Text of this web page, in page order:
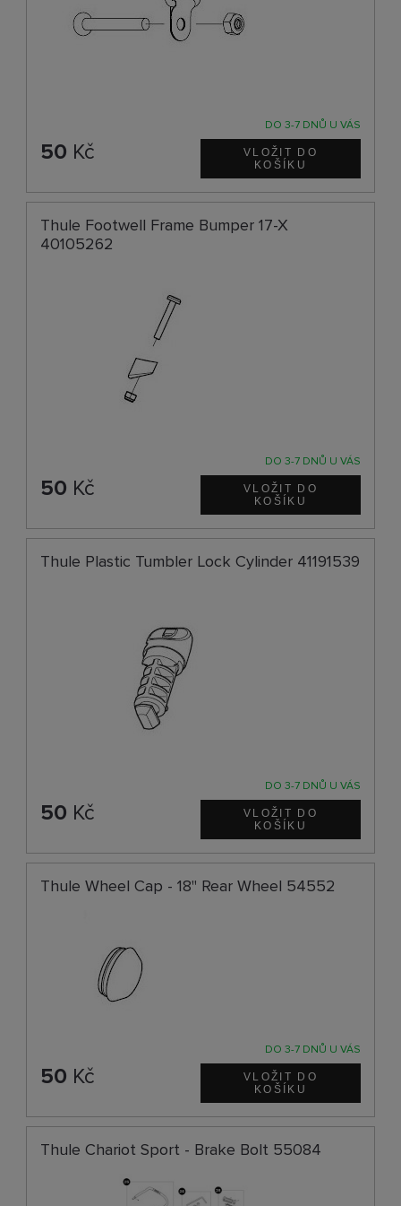
DO 3-7 DNŮ U VÁS
50 Kč
Thule Footwell Frame Bumper 17-X
40105262
DO 3-7 DNŮ U VÁS
50 Kč
Thule Plastic Tumbler Lock Cylinder 41191539
DO 3-7 DNŮ U VÁS
50 Kč
Thule Wheel Cap - 18" Rear Wheel 54552
DO 3-7 DNŮ U VÁS
50 Kč
Thule Chariot Sport - Brake Bolt 55084